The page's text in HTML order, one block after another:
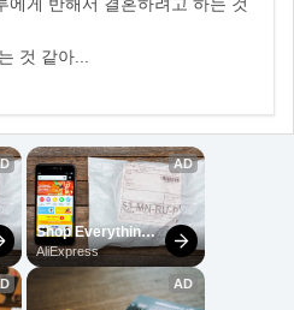
것 같아...